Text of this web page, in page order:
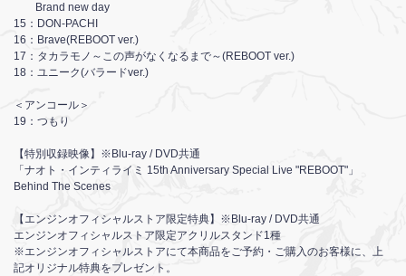
Brand new day
15：DON-PACHI
16：Brave(REBOOT ver.)
17：タカラモノ～この声がなくなるまで～(REBOOT ver.)
18：ユニーク(バラードver.)
＜アンコール＞
19：つもり
【特別収録映像】※Blu-ray / DVD共通
「ナオト・インティライミ 15th Anniversary Special Live "REBOOT"」
Behind The Scenes
【エンジンオフィシャルストア限定特典】※Blu-ray / DVD共通
エンジンオフィシャルストア限定アクリルスタンド1種
※エンジンオフィシャルストアにて本商品をご予約・ご購入のお客様に、上
記オリジナル特典をプレゼント。